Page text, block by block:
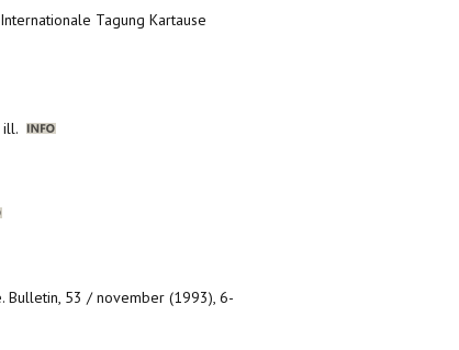
Tagung Kartause
ill.
Bulletin, 53 / november (1993), 6-